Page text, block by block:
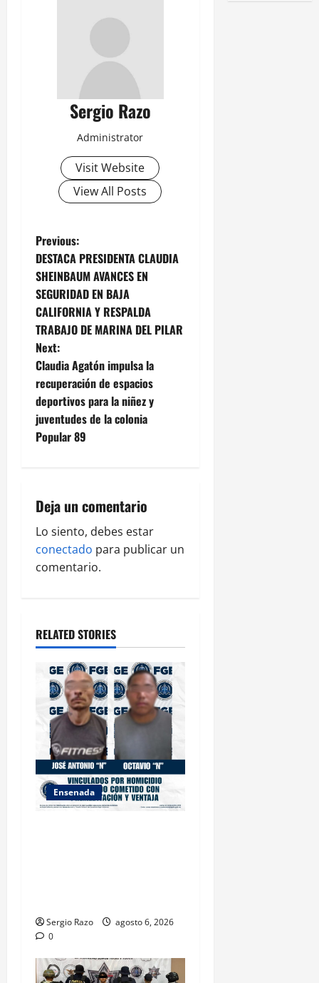
Sergio Razo
Administrator
Visit Website
View All Posts
P
o
s
t
n
a
v
a
t
i
n
Previous:
DESTACA PRESIDENTA CLAUDIA
SHEINBAUM AVANCES EN
SEGURIDAD EN BAJA
CALIFORNIA Y RESPALDA
TRABAJO DE MARINA DEL PILAR
Next:
Claudia Agatón impulsa la
recuperación de espacios
deportivos para la niñez y
juventudes de la colonia
Popular 89
Deja un comentario
Lo siento, debes estar
conectado para publicar un
comentario.
RELATED STORIES
Ensenada
Sergio Razo
agosto 6, 2026
0